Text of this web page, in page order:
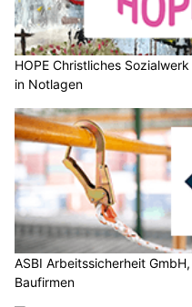
HOPE Christliches
in Notlagen
ASBI Arbeitssicherheit
Baufirmen